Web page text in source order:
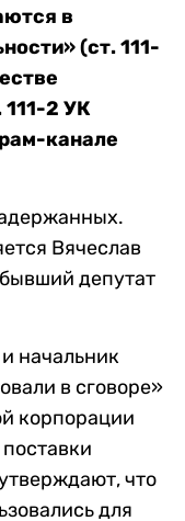
в
(ст. 111-
111-2 УК
канале
Вячеслав
депутат
начальник
в сговоре»
корпорации
что
для